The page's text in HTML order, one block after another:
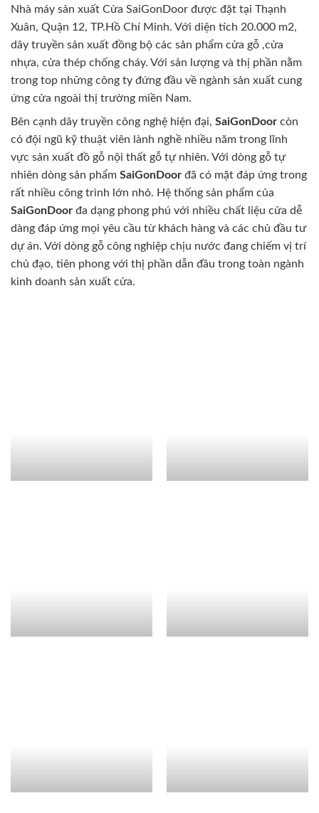
Nhà máy sản xuất Cửa SaiGonDoor được đặt tại Thạnh
Xuân, Quận 12, TP.Hồ Chí Minh. Với diện tích 20.000 m2,
dây truyền sản xuất đồng bộ các sản phẩm cửa gỗ ,cửa
nhựa, cửa thép chống cháy. Với sản lượng và thị phần nằm
trong top những công ty đứng đầu về ngành sản xuất cung
ứng cửa ngoài thị trường miền Nam.
Bên cạnh dây truyền công nghệ hiện đại, SaiGonDoor còn
có đội ngũ kỹ thuật viên lành nghề nhiều năm trong lĩnh
vực sản xuất đồ gỗ nội thất gỗ tự nhiên. Với dòng gỗ tự
nhiên dòng sản phẩm SaiGonDoor đã có mặt đáp ứng trong
rất nhiều công trình lớn nhỏ. Hệ thống sản phẩm của
SaiGonDoor đa dạng phong phú với nhiều chất liệu cửa dễ
dàng đáp ứng mọi yêu cầu từ khách hàng và các chủ đầu tư
dự án. Với dòng gỗ công nghiệp chịu nước đang chiếm vị trí
chủ đạo, tiên phong với thị phần dẫn đầu trong toàn ngành
kinh doanh sản xuất cửa.